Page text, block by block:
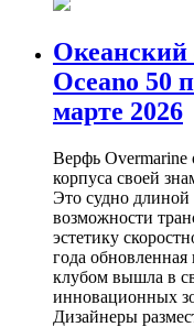
Океанский
Oceano 50
марте 2026
Верфь Overmarine
корпуса своей
Это судно длиной
возможности
эстетику
года
клубом вышла в
инновационных
Дизайнеры